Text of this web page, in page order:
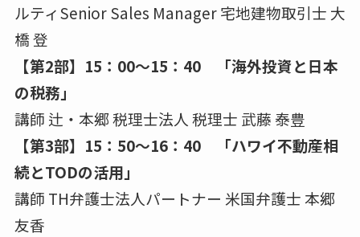
ルティSenior Sales Manager 宅地建物取引士 大
橋 登
【第2部】15：00～15：40 「海外投資と日本
の税務」
講師 辻・本郷 税理士法人 税理士 武藤 泰豊
【第3部】15：50～16：40 「ハワイ不動産相
続とTODの活用」
講師 TH弁護士法人パートナー 米国弁護士 本郷
友香